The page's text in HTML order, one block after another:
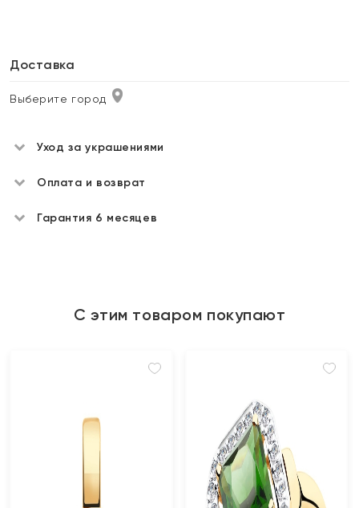
Доставка
Выберите город
Уход за украшениями
Оплата и возврат
Гарантия 6 месяцев
С этим товаром покупают